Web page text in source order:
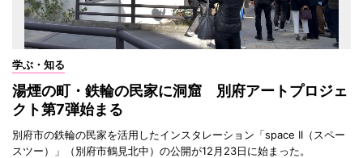
学ぶ・知る
湯煙の町・鉄輪の民家に洞窟 別府アートプロジェ
クト第7弾始まる
別府市の鉄輪の民家を活用したインスタレーション「space II（スペー
スツー）」（別府市鶴見北中）の公開が12月23日に始まった。